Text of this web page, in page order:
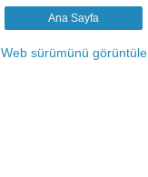
Ana Sayfa
Web sürümünü görüntüle